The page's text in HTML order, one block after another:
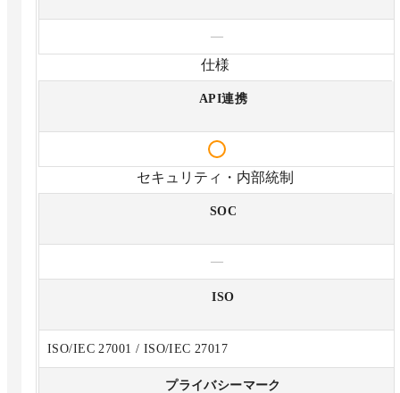
—
仕様
API連携
セキュリティ・内部統制
SOC
—
ISO
ISO/IEC 27001 / ISO/IEC 27017
プライバシーマーク